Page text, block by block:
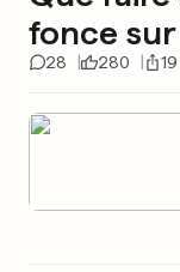
fonce
28 280 19